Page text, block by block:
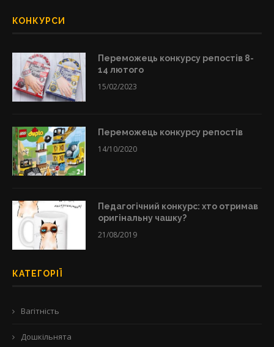
КОНКУРСИ
Переможець конкурсу репостів 8-
14 лютого
15/02/2023
Переможець конкурсу репостів
14/10/2020
Педагогічний конкурс: хто отримав
оригінальну чашку?
21/08/2019
КАТЕГОРІЇ
Вагітність
Дошкільнята